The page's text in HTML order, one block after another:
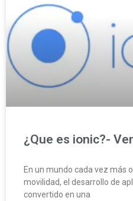
¿Que es ionic?-
En un mundo cada vez más
movilidad, el desarrollo de
convertido en una